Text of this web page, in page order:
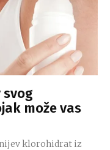
svog
može vas
klorohidrat iz